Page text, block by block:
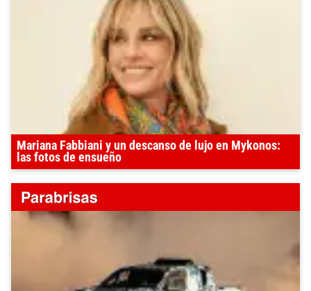
Mariana Fabbiani y un descanso de lujo en Mykonos:
las fotos de ensueño